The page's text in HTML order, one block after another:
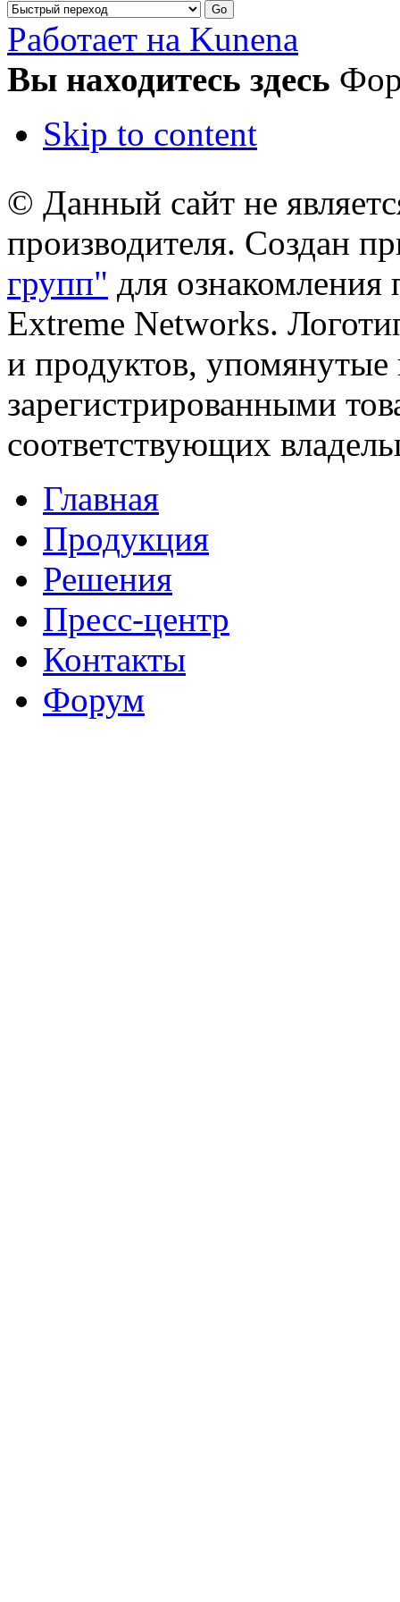
Работает на Kunena
Вы находитесь здесь
Skip to content
© Данный сайт не
производителя. Создан
групп" для ознакомления
Extreme Networks.
и продуктов, упомянутые
зарегистрированными
соответствующих
Главная
Продукция
Решения
Пресс-центр
Контакты
Форум